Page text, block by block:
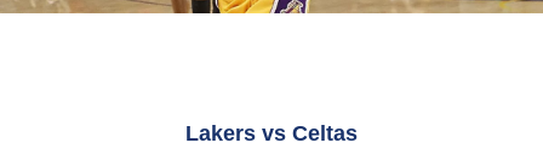
Lakers vs Celtas